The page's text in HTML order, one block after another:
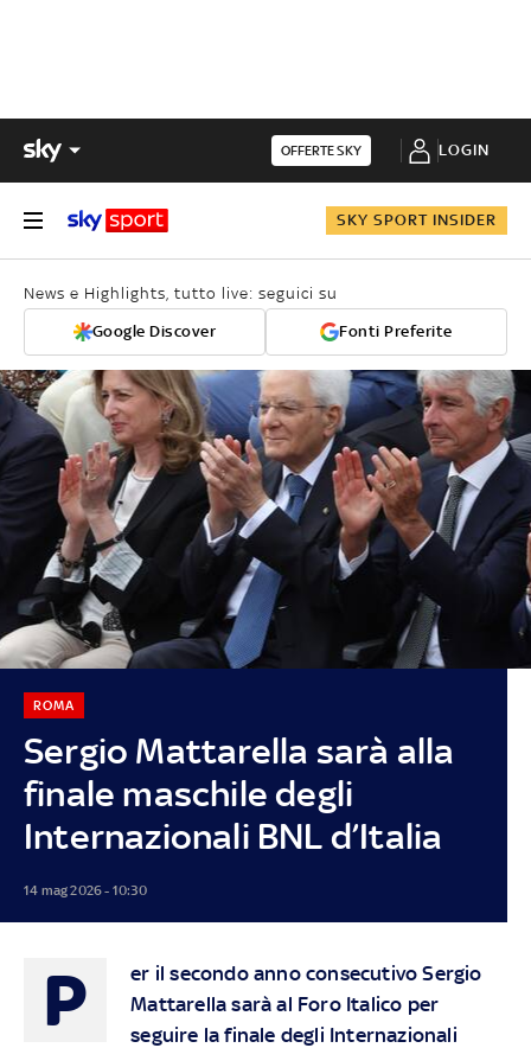
OFFERTE SKY LOGIN
SKY SPORT INSIDER
News e Highlights, tutto live: seguici su
Google Discover Fonti Preferite
Sergio Mattarella sarà alla
finale maschile degli
Internazionali BNL d’Italia
ROMA
14 mag 2026 - 10:30
P
er il secondo anno consecutivo Sergio
Mattarella sarà al Foro Italico per
seguire la finale degli Internazionali